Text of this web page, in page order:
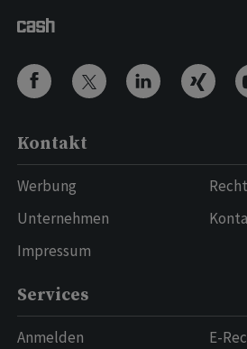
Kontakt
Werbung
Unternehmen
Impressum
Services
Anmelden
E-